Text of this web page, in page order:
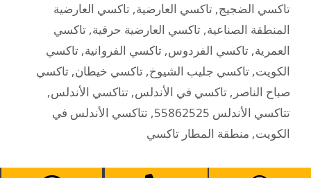
تاكسي الضجيج, تاكسي العارضية, تاكسي العارضية
المنطقة الصناعية, تاكسي العارضية حرفية, تاكسي
العمرية, تاكسي الفردوس, تاكسي الفروانية, تاكسي
الكويت, تاكسي جليب الشيوخ, تاكسي خيطان, تاكسي
صباح الناصر , تاكسي في الأندلس, تتاكسي الأندلس,
تتاكسي الأندلس 55862525
, تتاكسي الأندلس في
الكويت, منطقة المطار تاكسي